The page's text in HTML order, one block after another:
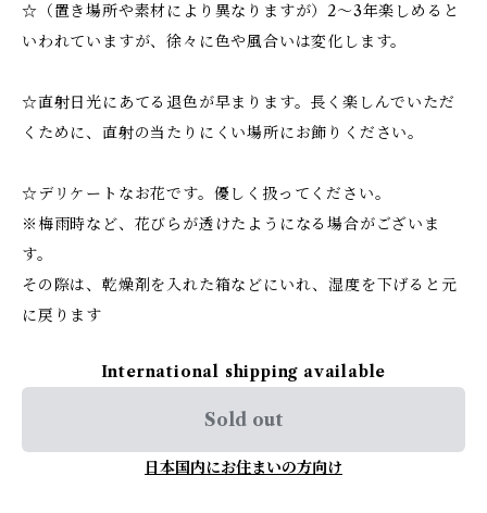
☆（置き場所や素材により異なりますが）2～3年楽しめると
いわれていますが、徐々に色や風合いは変化します。
☆直射日光にあてる退色が早まります。長く楽しんでいただ
くために、直射の当たりにくい場所にお飾りください。
☆デリケートなお花です。優しく扱ってください。
※梅雨時など、花びらが透けたようになる場合がございま
す。
その際は、乾燥剤を入れた箱などにいれ、湿度を下げると元
に戻ります
International shipping available
Sold out
日本国内にお住まいの方向け